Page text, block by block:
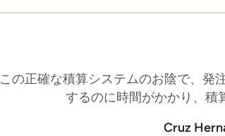
この正確な積算システムのお陰で、発
するのに時間がかかり、積
Cruz